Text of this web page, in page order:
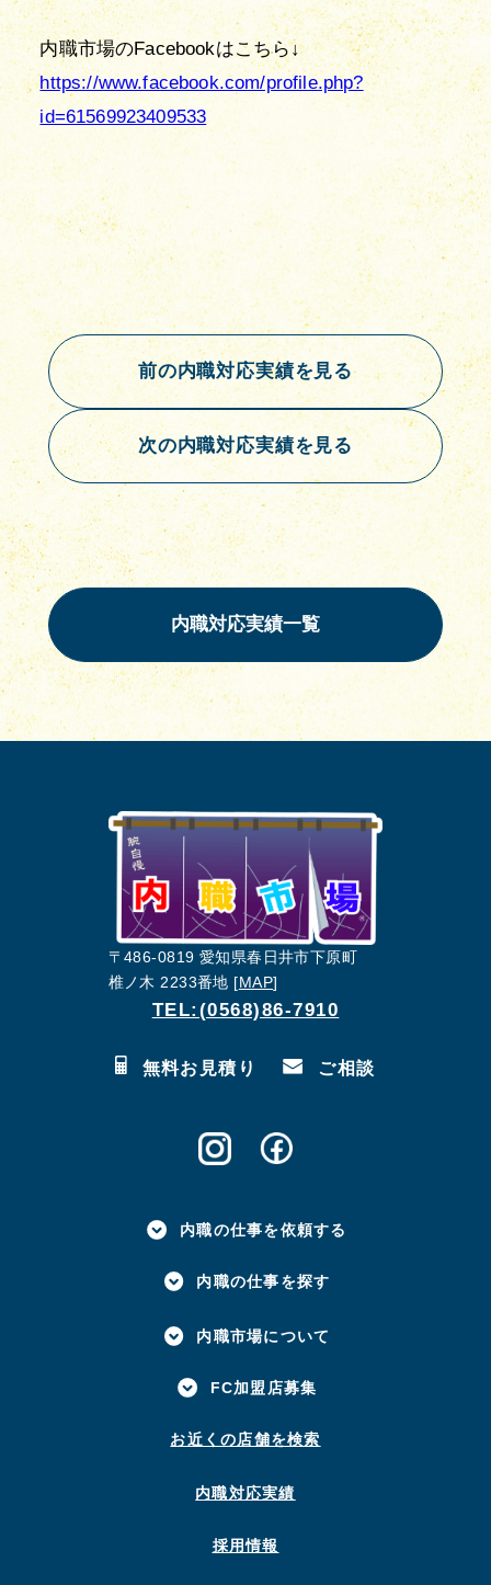
内職市場のFacebookはこちら↓
https://www.facebook.com/profile.php?
id=61569923409533
前の内職対応実績を見る
次の内職対応実績を見る
内職対応実績一覧
〒486-0819 愛知県春日井市下原町
椎ノ木 2233番地 [MAP]
TEL:(0568)86-7910
無料お見積り ご相談
内職の仕事を依頼する
内職の仕事を探す
内職市場について
FC加盟店募集
お近くの店舗を検索
内職対応実績
採用情報